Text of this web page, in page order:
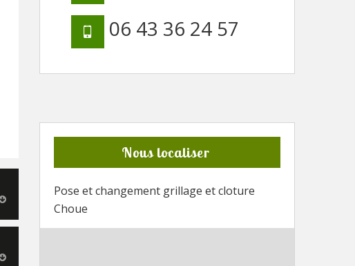
06 43 36 24 57
Nous localiser
Pose et changement grillage et cloture
Choue